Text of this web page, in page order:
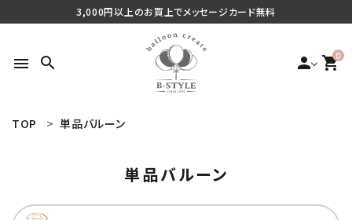
3,000円以上のお買上でメッセージカード無料
menu search person 0
shopping_cart
TOP 単品バルーン
単品バルーン